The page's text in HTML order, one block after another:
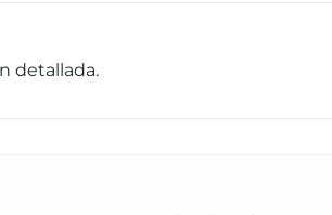
detallada.